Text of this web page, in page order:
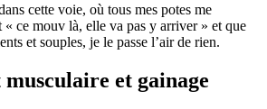
cette voie, où tous mes potes me
« ce mouv là, elle va pas y arriver » et que
et souples, je le passe l’air de rien.
et gainage